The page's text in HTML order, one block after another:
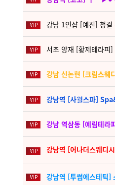
강남 1인샵 [예진] 청결
서초 양재 [황제테라피
강남 신논현 [크림스
강남역 [사월스파]
강남 역삼동 [예림테라
강남역 [어나더스웨디
강남역 [투썸에스테틱]